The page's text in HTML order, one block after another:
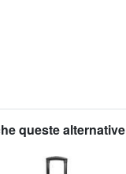
queste alternative